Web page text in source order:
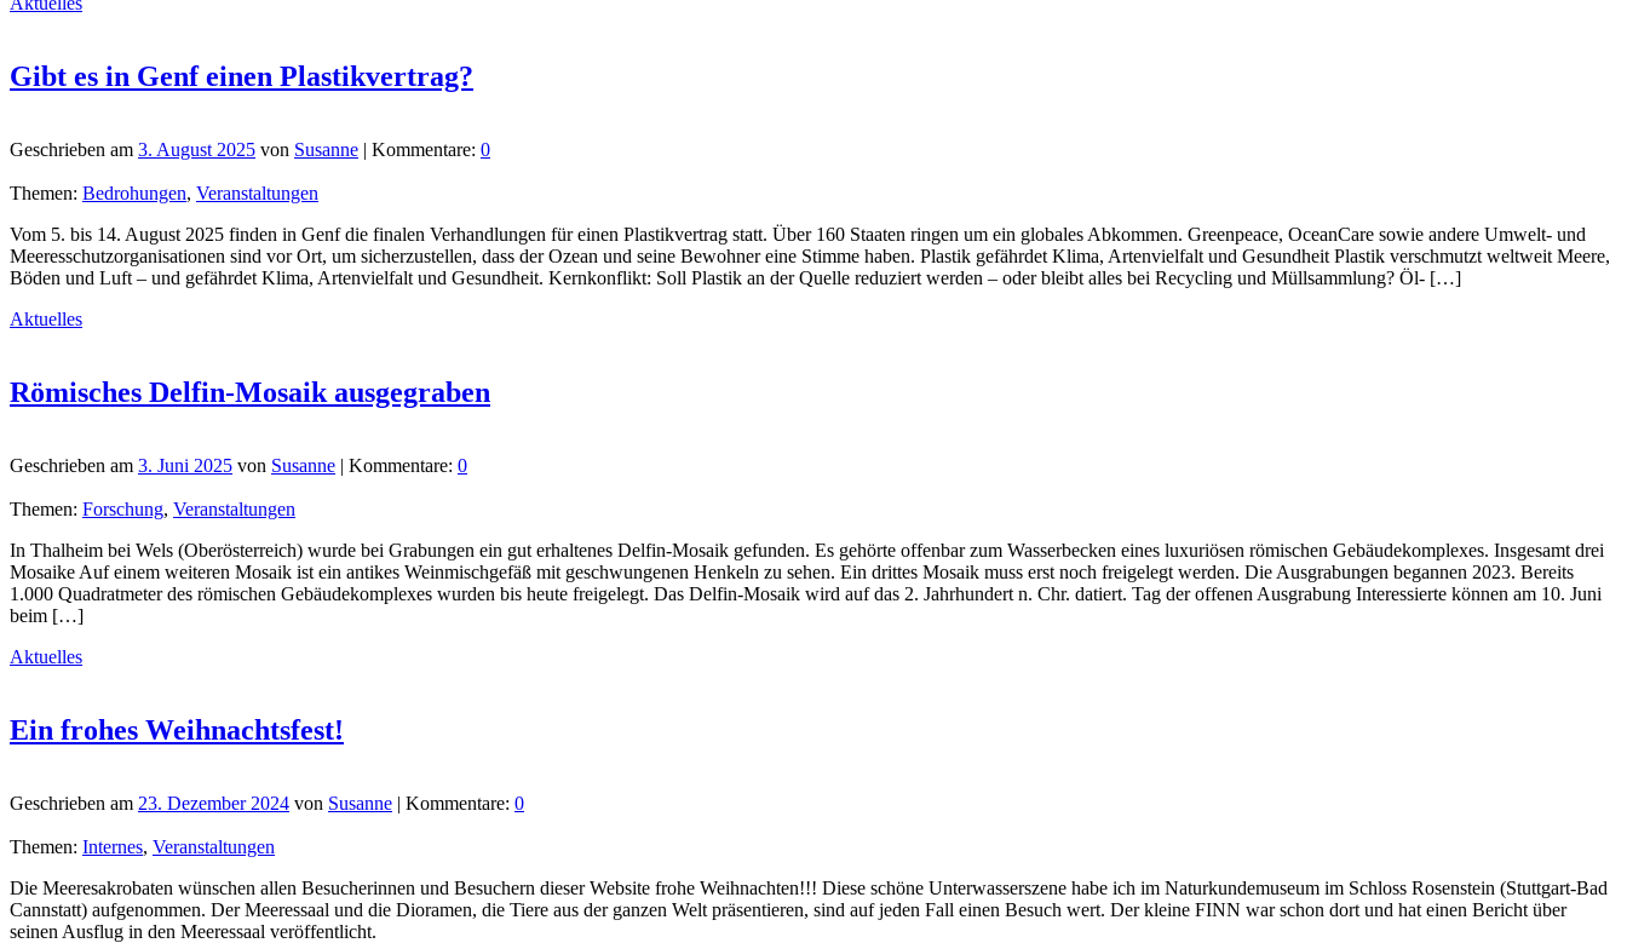
Gibt es in Genf einen Plastikvertrag?
Geschrieben am 3. August 2025 von Susanne | Kommentare: 0
Themen: Bedrohungen, Veranstaltungen
Vom 5. bis 14. August 2025 finden in Genf die finalen Verhandlungen für einen Plastikvertrag statt. Über 160 Staaten ringen um ein globales Abkommen. Greenpeace, OceanCare sowie andere Umwelt- und
Meeresschutzorganisationen sind vor Ort, um sicherzustellen, dass der Ozean und seine Bewohner eine Stimme haben. Plastik gefährdet Klima, Artenvielfalt und Gesundheit Plastik verschmutzt weltweit Meere,
Böden und Luft – und gefährdet Klima, Artenvielfalt und Gesundheit. Kernkonflikt: Soll Plastik an der Quelle reduziert werden – oder bleibt alles bei Recycling und Müllsammlung? Öl- […]
Aktuelles
Römisches Delfin-Mosaik ausgegraben
Geschrieben am 3. Juni 2025 von Susanne | Kommentare: 0
Themen: Forschung, Veranstaltungen
In Thalheim bei Wels (Oberösterreich) wurde bei Grabungen ein gut erhaltenes Delfin-Mosaik gefunden. Es gehörte offenbar zum Wasserbecken eines luxuriösen römischen Gebäudekomplexes. Insgesamt drei
Mosaike Auf einem weiteren Mosaik ist ein antikes Weinmischgefäß mit geschwungenen Henkeln zu sehen. Ein drittes Mosaik muss erst noch freigelegt werden. Die Ausgrabungen begannen 2023. Bereits
1.000 Quadratmeter des römischen Gebäudekomplexes wurden bis heute freigelegt. Das Delfin-Mosaik wird auf das 2. Jahrhundert n. Chr. datiert. Tag der offenen Ausgrabung Interessierte können am 10. Juni
beim […]
Aktuelles
Ein frohes Weihnachtsfest!
Geschrieben am 23. Dezember 2024 von Susanne | Kommentare: 0
Themen: Internes, Veranstaltungen
Die Meeresakrobaten wünschen allen Besucherinnen und Besuchern dieser Website frohe Weihnachten!!! Diese schöne Unterwasserszene habe ich im Naturkundemuseum im Schloss Rosenstein (Stuttgart-Bad
Cannstatt) aufgenommen. Der Meeressaal und die Dioramen, die Tiere aus der ganzen Welt präsentieren, sind auf jeden Fall einen Besuch wert. Der kleine FINN war schon dort und hat einen Bericht über
seinen Ausflug in den Meeressaal veröffentlicht.